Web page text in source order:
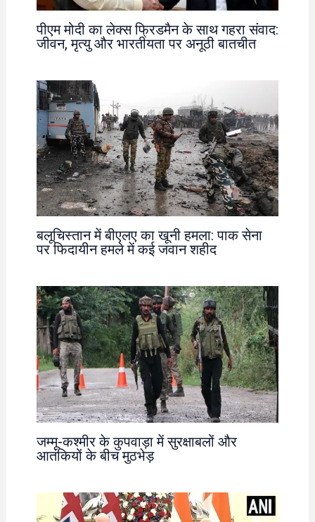
पीएम मोदी का लेक्स फ्रिडमैन के साथ गहरा संवाद:
जीवन, मृत्यु और भारतीयता पर अनूठी बातचीत
बलूचिस्तान में बीएलए का खूनी हमला: पाक सेना
पर फिदायीन हमले में कई जवान शहीद
जम्मू-कश्मीर के कुपवाड़ा में सुरक्षाबलों और
आतंकियों के बीच मुठभेड़